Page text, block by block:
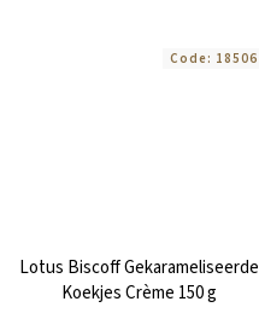
Lotus Biscoff Gekarameliseerde
Koekjes Crème 150 g
Code: 18506